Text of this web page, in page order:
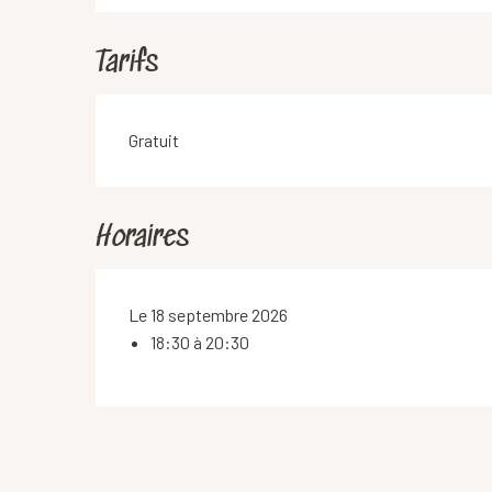
Tarifs
Gratuit
Horaires
Le 18 septembre 2026
18:30 à 20:30